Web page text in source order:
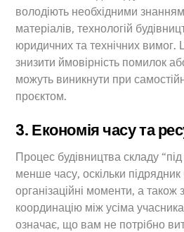
володіють необхідними
матеріалів, технологій
юридичних та технічних вимог.
знизити ймовірність помилок
можуть виникнути при
проєктом.
3. Економія часу та
Процес будівництва складу
менше часу, оскільки
організаційні моменти, а
координацію між усіма
означає, що вам не потрібно